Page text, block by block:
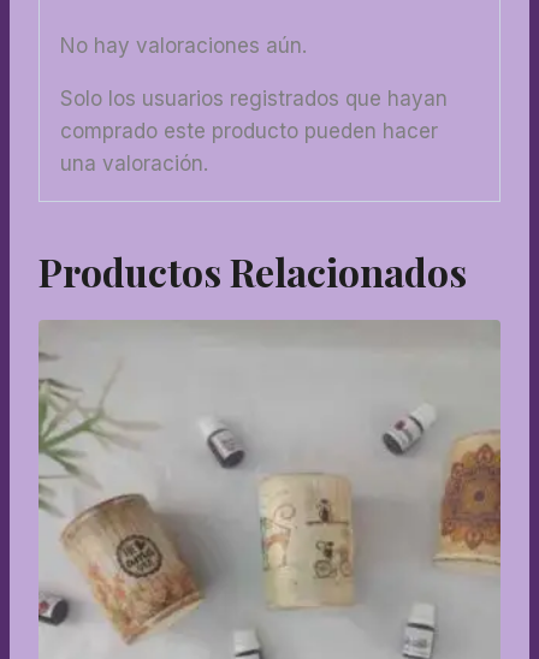
No hay valoraciones aún.
Solo los usuarios registrados que hayan
comprado este producto pueden hacer
una valoración.
Productos Relacionados